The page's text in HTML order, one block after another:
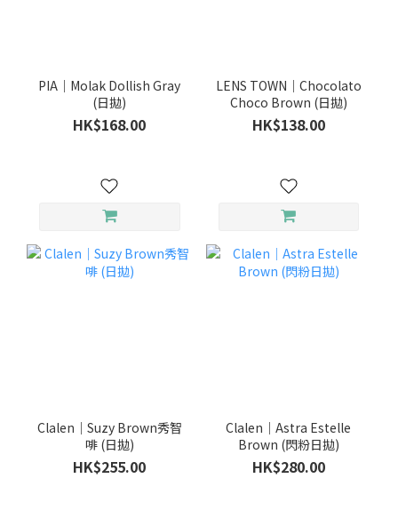
PIA｜Molak Dollish Gray
(日拋)
HK$168.00
LENS TOWN｜Chocolato
Choco Brown (日拋)
HK$138.00
Clalen｜Suzy Brown秀智
啡 (日拋)
HK$255.00
Clalen｜Astra Estelle
Brown (閃粉日拋)
HK$280.00